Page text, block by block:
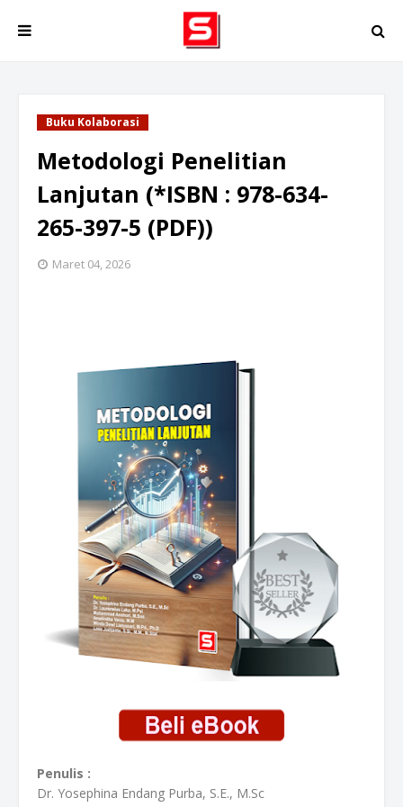
Buku Kolaborasi
Metodologi Penelitian
Lanjutan (*ISBN : 978-634-
265-397-5 (PDF))
Maret 04, 2026
Penulis :
Dr. Yosephina Endang Purba, S.E., M.Sc